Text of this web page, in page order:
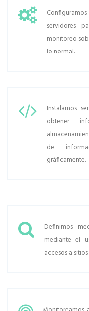
servidores
monitoreo
lo normal.
Instalamos
obtener
de
gráficamente.
Definimos
mediante el
accesos a